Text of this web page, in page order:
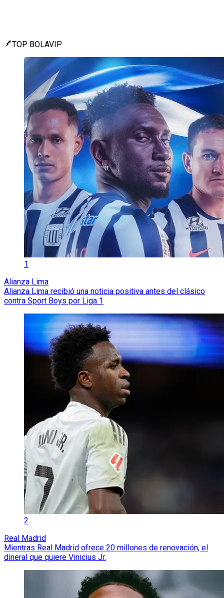
TOP BOLAVIP
1
Alianza Lima
Alianza Lima recibió una noticia positiva antes del clásico
contra Sport Boys por Liga 1
2
Real Madrid
Mientras Real Madrid ofrece 20 millones de renovación, el
dineral que quiere Vinicius Jr.